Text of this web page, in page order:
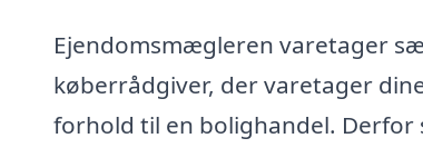
Ejendomsmægleren varetager
køberrådgiver, der varetager
forhold til en bolighandel. Derfor